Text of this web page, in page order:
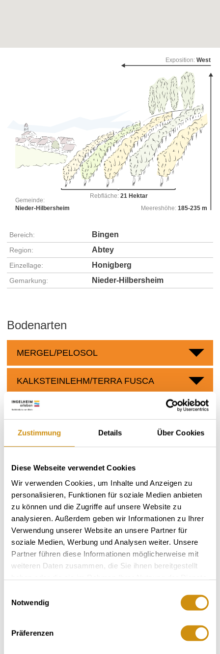
Zustimmung Details Über Cookies
Diese Webseite verwendet Cookies
Wir verwenden Cookies, um Inhalte und Anzeigen zu
personalisieren, Funktionen für soziale Medien anbieten
zu können und die Zugriffe auf unsere Website zu
analysieren. Außerdem geben wir Informationen zu Ihrer
Verwendung unserer Website an unsere Partner für
soziale Medien, Werbung und Analysen weiter. Unsere
Partner führen diese Informationen möglicherweise mit
weiteren Daten zusammen, die Sie ihnen bereitgestellt
Notwendig
Präferenzen
Rebfläche:21 Hektar
Gemeinde:
Nieder-Hilbersheim
Meereshöhe: 185-235 m
Exposition: West
Bereich: Bingen
Region: Abtey
Einzellage: Honigberg
Gemarkung: Nieder-Hilbersheim
Bodenarten
MERGEL/PELOSOL
KALKSTEINLEHM/TERRA FUSCA